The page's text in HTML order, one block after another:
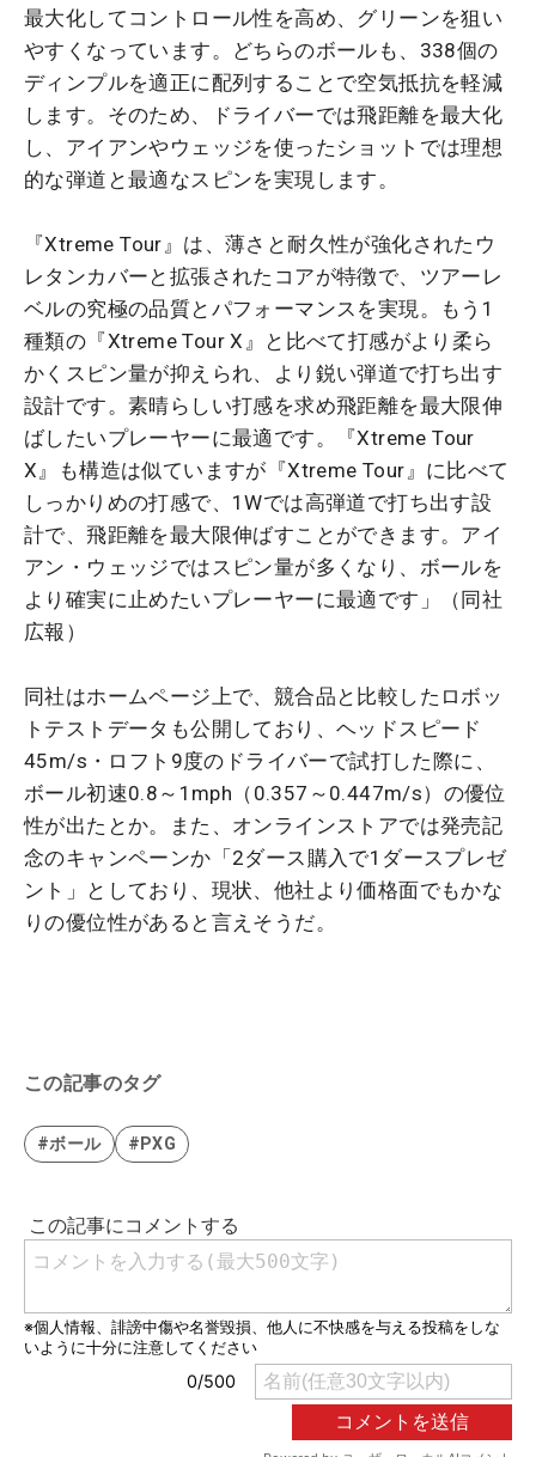
最大化してコントロール性を高め、グリーンを狙い
やすくなっています。どちらのボールも、338個の
ディンプルを適正に配列することで空気抵抗を軽減
します。そのため、ドライバーでは飛距離を最大化
し、アイアンやウェッジを使ったショットでは理想
的な弾道と最適なスピンを実現します。
『Xtreme Tour』は、薄さと耐久性が強化されたウ
レタンカバーと拡張されたコアが特徴で、ツアーレ
ベルの究極の品質とパフォーマンスを実現。もう1
種類の『Xtreme Tour X』と比べて打感がより柔ら
かくスピン量が抑えられ、より鋭い弾道で打ち出す
設計です。素晴らしい打感を求め飛距離を最大限伸
ばしたいプレーヤーに最適です。『Xtreme Tour
X』も構造は似ていますが『Xtreme Tour』に比べて
しっかりめの打感で、1Wでは高弾道で打ち出す設
計で、飛距離を最大限伸ばすことができます。アイ
アン・ウェッジではスピン量が多くなり、ボールを
より確実に止めたいプレーヤーに最適です」（同社
広報）
同社はホームページ上で、競合品と比較したロボッ
トテストデータも公開しており、ヘッドスピード
45m/s・ロフト9度のドライバーで試打した際に、
ボール初速0.8～1mph（0.357～0.447m/s）の優位
性が出たとか。また、オンラインストアでは発売記
念のキャンペーンか「2ダース購入で1ダースプレゼ
ント」としており、現状、他社より価格面でもかな
りの優位性があると言えそうだ。
この記事のタグ
#ボール #PXG